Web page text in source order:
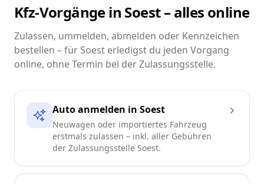
Kfz-Vorgänge in Soest – alles online
Zulassen, ummelden, abmelden oder Kennzeichen
bestellen – für Soest erledigst du jeden Vorgang
online, ohne Termin bei der Zulassungsstelle.
Auto anmelden in Soest
Neuwagen oder importiertes Fahrzeug
erstmals zulassen – inkl. aller Gebühren
der Zulassungsstelle Soest.